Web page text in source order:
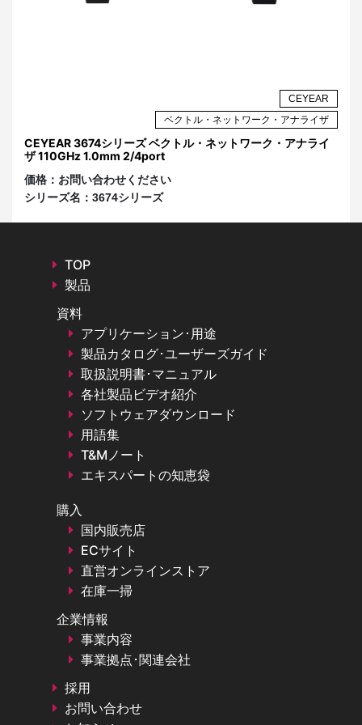
CEYEAR
ベクトル・ネットワーク・アナライザ
CEYEAR 3674シリーズ ベクトル・ネットワーク・アナライ
ザ 110GHz 1.0mm 2/4port
価格： お問い合わせください
シリーズ名： 3674シリーズ
TOP
製品
資料
アプリケーション･用途
製品カタログ･ユーザーズガイド
取扱説明書･マニュアル
各社製品ビデオ紹介
ソフトウェアダウンロード
用語集
T&Mノート
エキスパートの知恵袋
購入
国内販売店
ECサイト
直営オンラインストア
在庫一掃
企業情報
事業内容
事業拠点･関連会社
採用
お問い合わせ